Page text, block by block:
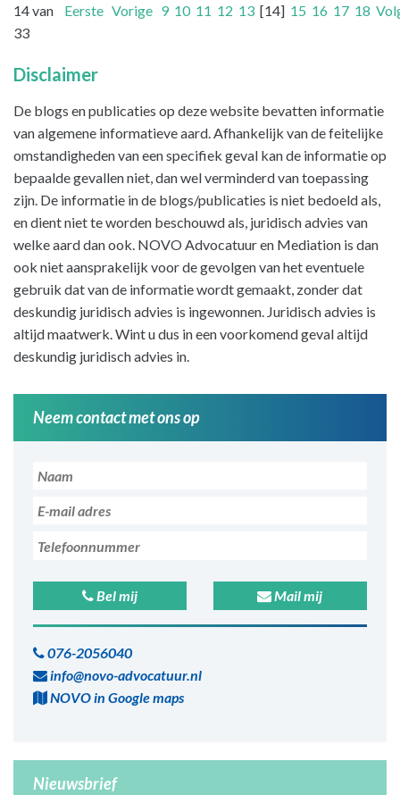
14 van
33
Eerste Vorige 9 10 11 12 13 [14] 15 16 17 18
Disclaimer
De blogs en publicaties op deze website bevatten informatie
van algemene informatieve aard. Afhankelijk van de feitelijke
omstandigheden van een specifiek geval kan de informatie op
bepaalde gevallen niet, dan wel verminderd van toepassing
zijn. De informatie in de blogs/publicaties is niet bedoeld als,
en dient niet te worden beschouwd als, juridisch advies van
welke aard dan ook. NOVO Advocatuur en Mediation is dan
ook niet aansprakelijk voor de gevolgen van het eventuele
gebruik dat van de informatie wordt gemaakt, zonder dat
deskundig juridisch advies is ingewonnen. Juridisch advies is
altijd maatwerk. Wint u dus in een voorkomend geval altijd
deskundig juridisch advies in.
Neem contact met ons op
Bel mij Mail mij
076-2056040
info@novo-advocatuur.nl
NOVO in Google maps
Nieuwsbrief